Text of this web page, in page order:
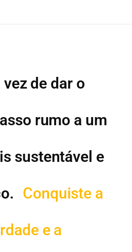
vez de dar o
rumo a um
sustentável e
Conquiste a
e a